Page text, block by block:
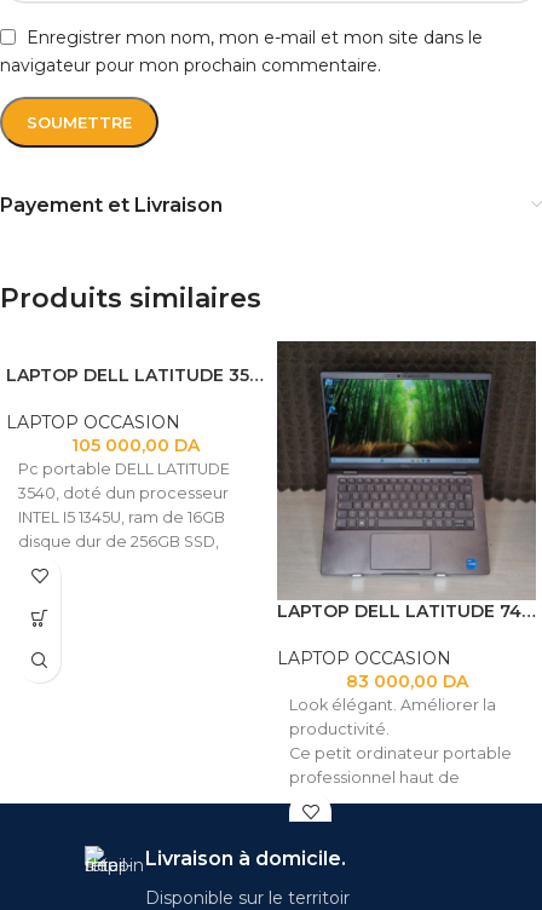
Enregistrer mon nom, mon e-mail et mon site dans le
navigateur pour mon prochain commentaire.
Payement et Livraison
Produits similaires
LAPTOP DELL LATITUDE 3540 I5 1345U 16GB 256 SSD 15.6 FHD
LAPTOP OCCASION
105 000,00 DA
Pc portable DELL LATITUDE
3540, doté dun processeur
INTEL I5 1345U, ram de 16GB
disque dur de 256GB SSD,
écran de 15.6" FULL HD.
LAPTOP DELL LATITUDE 7420 I7 1165G7 16GB
LAPTOP OCCASION
83 000,00 DA
Look élégant. Améliorer la
productivité.
Ce petit ordinateur portable
professionnel haut de
gamme de 14 pouces avec
l'IA intégrée de Dell
Optimizer et le nouvel
plus productif que jamais.
Livraison à domicile.
Disponible sur le territoir